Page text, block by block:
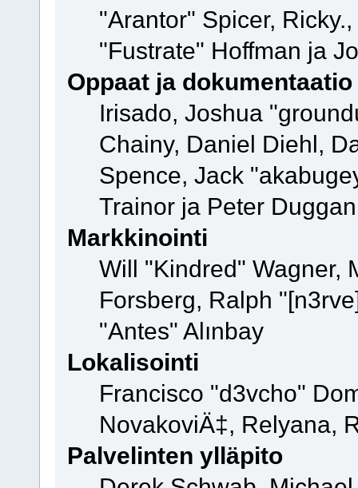
"Arantor" Spicer,
"Fustrate" Hoffman ja
Oppaat ja dokumentaatio
Irisado, Joshua
Chainy, Daniel Diehl,
Spence, Jack
Trainor ja Peter Duggan
Markkinointi
Will "Kindred" Wagner,
Forsberg, Ralph
"Antes" Alınbay
Lokalisointi
Francisco "d3vcho"
NovakoviÄ‡, Relyana,
Palvelinten ylläpito